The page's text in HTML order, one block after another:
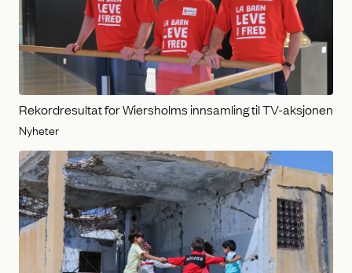
Rekordresultat for Wiersholms innsamling til TV-aksjonen
Nyheter